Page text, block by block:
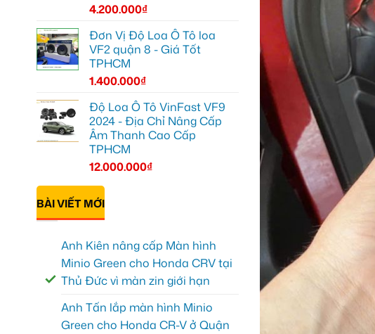
4.200.000₫
Đơn Vị Độ Loa Ô Tô loa
VF2 quận 8 - Giá Tốt
TPHCM
1.400.000₫
Độ Loa Ô Tô VinFast VF9
2024 - Địa Chỉ Nâng Cấp
Âm Thanh Cao Cấp
TPHCM
12.000.000₫
BÀI VIẾT MỚI
Anh Kiên nâng cấp Màn hình
Minio Green cho Honda CRV tại
Thủ Đức vì màn zin giới hạn
Anh Tấn lắp màn hình Minio
Green cho Honda CR-V ở Quận